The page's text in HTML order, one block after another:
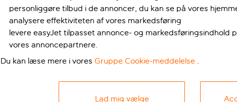
personliggøre tilbud i de annoncer, du kan se på vores
analysere effektiviteten af vores markedsføring
levere easyJet tilpasset annonce- og markedsføringsindhold
vores annoncepartnere.
Du kan læse mere i vores Gruppe Cookie-meddelelse .
Lad mig vælge